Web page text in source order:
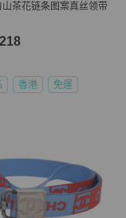
茶花链条图案真丝领带
香港 免運